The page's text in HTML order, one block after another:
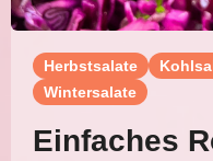
Herbstsalate
Wintersalate
Einfaches